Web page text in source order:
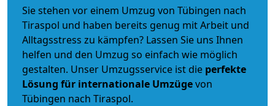
Sie stehen vor einem Umzug von Tübingen nach
Tiraspol und haben bereits genug mit Arbeit und
Alltagsstress zu kämpfen? Lassen Sie uns Ihnen
helfen und den Umzug so einfach wie möglich
gestalten. Unser Umzugsservice ist die perfekte
Lösung für internationale Umzügevon
Tübingen nach Tiraspol.